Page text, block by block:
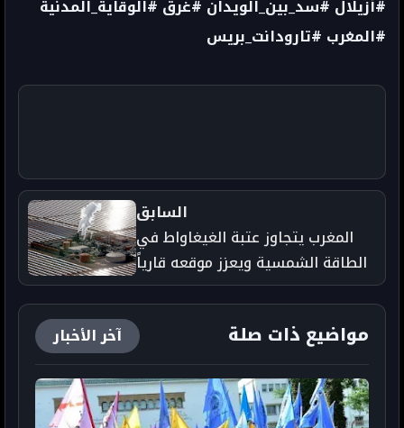
#أزيلال #سد_بين_الويدان #غرق #الوقاية_المدنية
#المغرب #تارودانت_بريس
السابق
المغرب يتجاوز عتبة الغيغاواط في
الطاقة الشمسية ويعزز موقعه قارياً
- جريدة تارودانت بريس
مواضيع ذات صلة آخر الأخبار